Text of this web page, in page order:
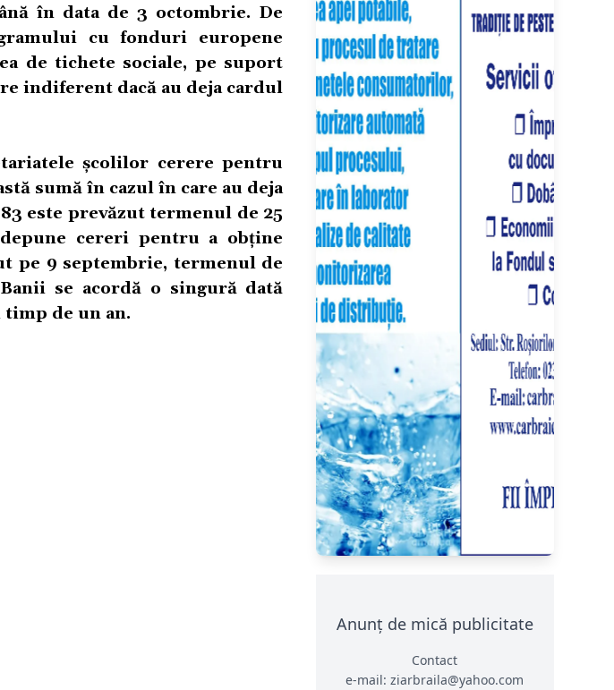
în data de 3 octombrie. De
cu fonduri europene
de tichete sociale, pe suport
indiferent dacă au deja cardul
școlilor cerere pentru
sumă în cazul în care au deja
este prevăzut termenul de 25
cereri pentru a obține
pe 9 septembrie, termenul de
se acordă o singură dată
de un an.
Anunț de mică publicitate
Contact
e-mail: ziarbraila@yahoo.com